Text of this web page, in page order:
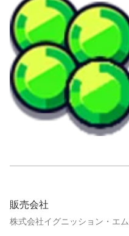
販売会社
株式会社イグニッション・エム